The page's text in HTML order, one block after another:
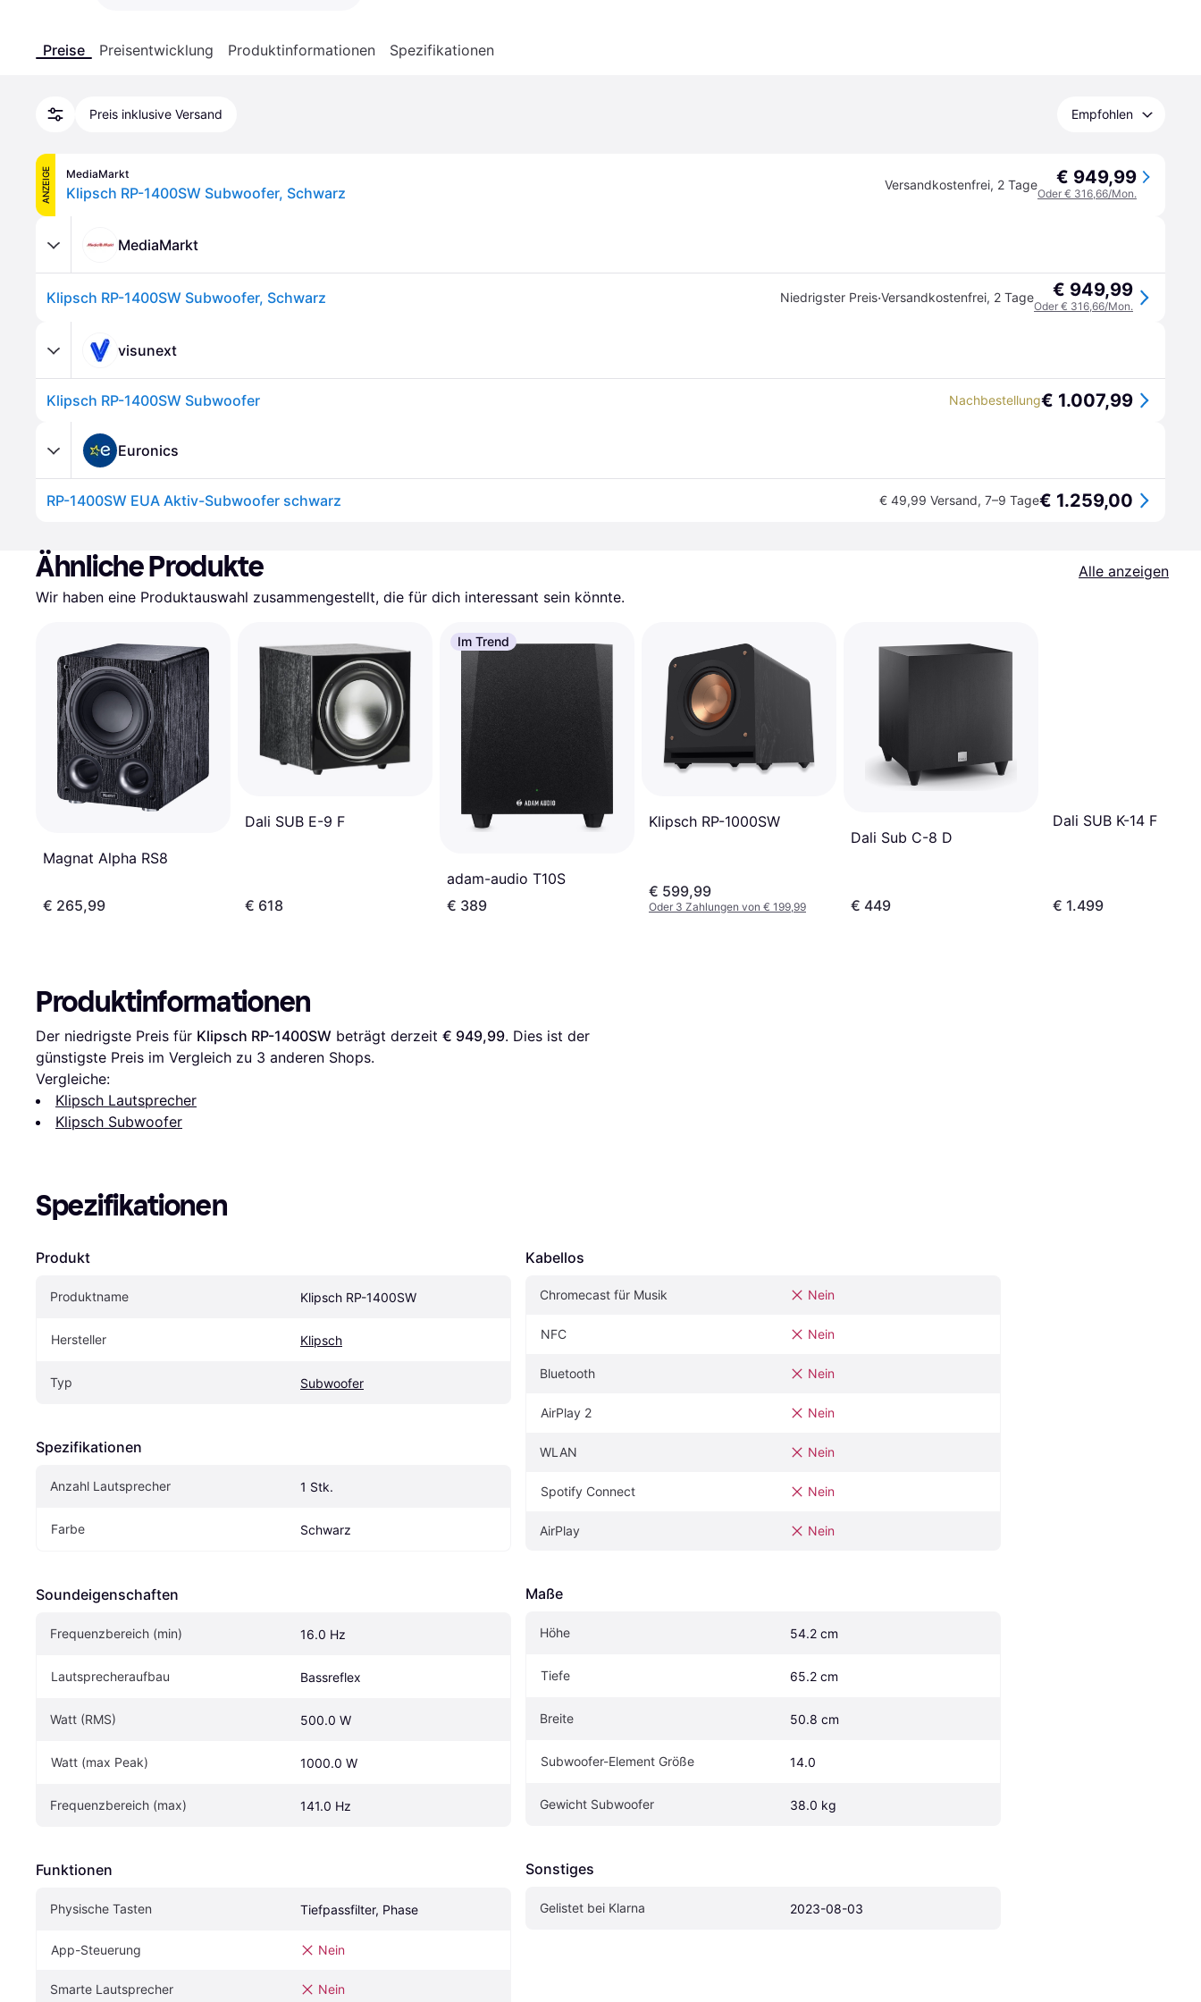
Preise Preisentwicklung Produktinformationen Spezifikationen
Preis inklusive Versand Empfohlen
ANZEIGE MediaMarkt
Klipsch RP-1400SW Subwoofer, Schwarz Versandkostenfrei, 2 Tage € 949,99
Oder € 316,66/Mon.
MediaMarkt
Klipsch RP-1400SW Subwoofer, Schwarz Niedrigster Preis·Versandkostenfrei, 2 Tage € 949,99
Oder € 316,66/Mon.
visunext
Klipsch RP-1400SW Subwoofer Nachbestellung€ 1.007,99
Euronics
RP-1400SW EUA Aktiv-Subwoofer schwarz € 49,99 Versand, 7–9 Tage€ 1.259,00
Ähnliche Produkte
Alle anzeigen
Wir haben eine Produktauswahl zusammengestellt, die für dich interessant sein könnte.
Magnat Alpha RS8
€ 265,99
Dali SUB E-9 F
€ 618
Im Trend
adam-audio T10S
€ 389
Klipsch RP-1000SW
€ 599,99
Oder 3 Zahlungen von € 199,99
Dali Sub C-8 D
€ 449
Dali SUB K-14 F
€ 1.499
Produktinformationen
Der niedrigste Preis für Klipsch RP-1400SW beträgt derzeit € 949,99. Dies ist der
günstigste Preis im Vergleich zu 3 anderen Shops.
Vergleiche:
Klipsch Lautsprecher
Klipsch Subwoofer
Spezifikationen
Produkt
Produktname Klipsch RP-1400SW
Hersteller Klipsch
Typ Subwoofer
Spezifikationen
Anzahl Lautsprecher 1 Stk.
Farbe Schwarz
Soundeigen­schaften
Frequenzbereich (min) 16.0 Hz
Lautsprecheraufbau Bassreflex
Watt (RMS) 500.0 W
Watt (max Peak) 1000.0 W
Frequenzbereich (max) 141.0 Hz
Funktionen
Physische Tasten Tiefpassfilter, Phase
App-Steuerung Nein
Smarte Lautsprecher Nein
Kabellos
Chromecast für Musik Nein
NFC Nein
Bluetooth Nein
AirPlay 2 Nein
WLAN Nein
Spotify Connect Nein
AirPlay Nein
Maße
Höhe 54.2 cm
Tiefe 65.2 cm
Breite 50.8 cm
Subwoofer-Element Größe 14.0
Gewicht Subwoofer 38.0 kg
Sonstiges
Gelistet bei Klarna 2023-08-03